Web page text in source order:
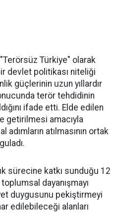
Türkiye" olarak
devlet politikası niteliği
güçlerinin uzun yıllardır
terör tehdidinin
ifade etti. Elde edilen
getirilmesi amacıyla
atılmasının ortak
sürecine katkı sunduğu 12
dayanışmayı
duygusunu pekiştirmeyi
edilebileceği alanları